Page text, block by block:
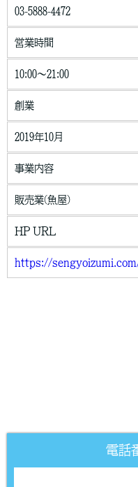
当社は、保有する個人情報
他規範を遵守するとともに
の改善に努めます。
03-5888-4472
営業時間
10:00～21:00
創業
2019年10月
事業内容
販売業(魚屋)
HP URL
https://
電話